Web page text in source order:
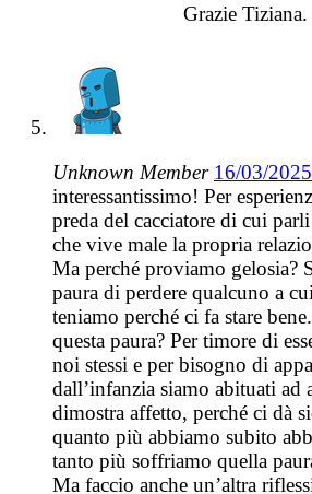
Grazie Tiziana.
Unknown Member 16/03/2025
interessantissimo! Per
preda del cacciatore di cui
che vive male la propria
Ma perché proviamo gelosia?
paura di perdere qualcuno a
teniamo perché ci fa stare
questa paura? Per timore di
noi stessi e per bisogno di
dall’infanzia siamo abituati ad
dimostra affetto, perché ci dà
quanto più abbiamo subito
tanto più soffriamo quella
Ma faccio anche un’altra